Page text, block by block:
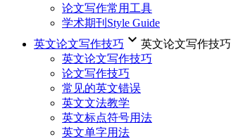
论文写作常用工具
学术期刊Style Guide
英文论文写作技巧 keyboard_arrow_down 英文论文写作技巧
英文论文写作技巧
论文写作技巧
常见的英文错误
英文文法教学
英文标点符号用法
英文单字用法